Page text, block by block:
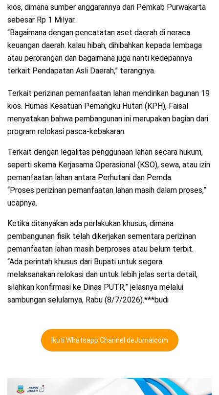
kios, dimana sumber anggarannya dari Pemkab Purwakarta
sebesar Rp 1 Milyar.
“Bagaimana dengan pencatatan aset daerah di neraca
keuangan daerah. kalau hibah, dihibahkan kepada lembaga
atau perorangan dan bagaimana juga nanti kedepannya
terkait Pendapatan Asli Daerah,” terangnya.
Terkait perizinan pemanfaatan lahan mendirikan bagunan 19
kios. Humas Kesatuan Pemangku Hutan (KPH), Faisal
menyatakan bahwa pembangunan ini merupakan bagian dari
program relokasi pasca-kebakaran.
Terkait dengan legalitas penggunaan lahan secara hukum,
seperti skema Kerjasama Operasional (KSO), sewa, atau izin
pemanfaatan lahan antara Perhutani dan Pemda.
“Proses perizinan pemanfaatan lahan masih dalam proses,”
ucapnya.
​Ketika ditanyakan ada perlakukan khusus, dimana
pembangunan fisik telah dikerjakan sementara perizinan
pemanfaatan lahan masih berproses atau belum terbit.
“Ada perintah khusus dari Bupati untuk segera
melaksanakan relokasi dan untuk lebih jelas serta detail,
silahkan konfirmasi ke Dinas PUTR,” jelasnya melalui
sambungan selularnya, Rabu (8/7/2026).***budi
Ikuti Whatsapp Channel deJurnalcom